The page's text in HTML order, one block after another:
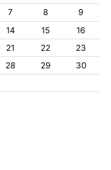
7 8
9
14 15
16
21 22
23
28 29
30